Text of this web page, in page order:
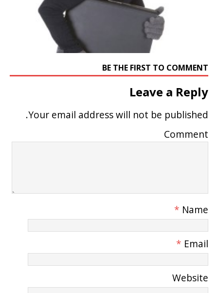
BE THE FIRST TO COMMENT
Leave a Reply
Your email address will not be published.
Comment
Name
*
Email
*
Website